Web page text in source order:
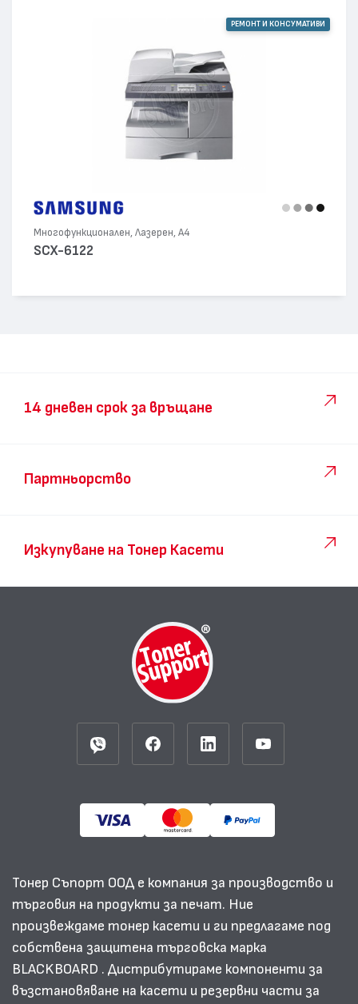
РЕМОНТ И КОНСУМАТИВИ
Многофункционален, Лазерен, А4
SCX-6122
14 дневен срок за връщане
Партньорство
Изкупуване на Тонер Касети
Тонер Съпорт ООД е компания за производство и
търговия на продукти за печат. Ние
произвеждаме тонер касети и ги предлагаме под
собствена защитена търговска марка
BLACKBOARD . Дистрибутираме компоненти за
възстановяване на касети и резервни части за